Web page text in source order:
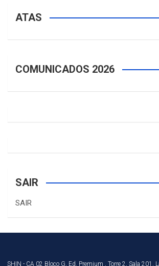
ATAS
COMUNICADOS 2026
SAIR
SAIR
SHIN - CA 02 Bloco G, Ed. Premium , Torre 2, Sala 201,